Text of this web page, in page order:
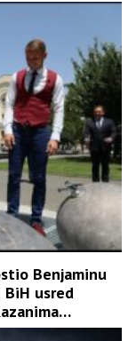
Benjaminu
usred